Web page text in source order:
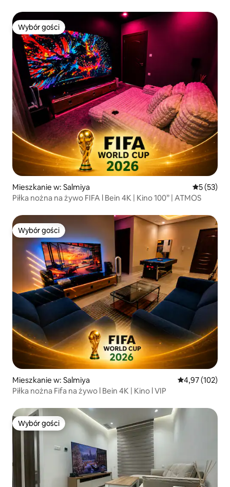
Wybór gości
Wybór gości
Mieszkanie w: Salmiya Średnia
5 (53)
Piłka nożna na żywo FIFA l Bein 4K | Kino 100” | ATMOS
Wybór gości
Wybór gości
Mieszkanie w: Salmiya Średnia
4,97 (102)
Piłka nożna Fifa na żywo l Bein 4K | Kino l VIP
Wybór gości
Wybór gości